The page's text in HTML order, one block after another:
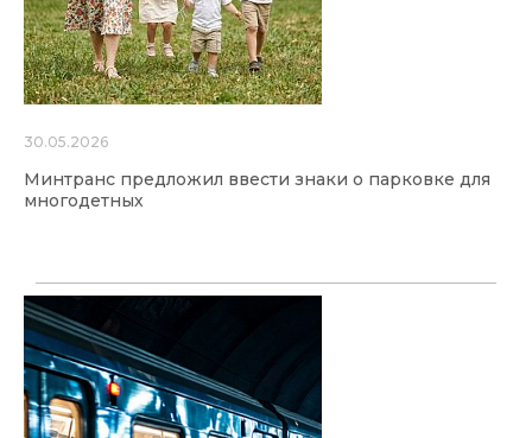
30.05.2026
Минтранс предложил ввести знаки о парковке для
многодетных